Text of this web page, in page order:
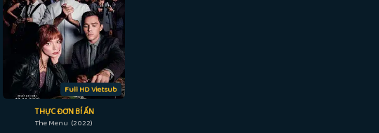
Full HD Vietsub
THỰC ĐƠN BÍ ẨN
The Menu (2022)